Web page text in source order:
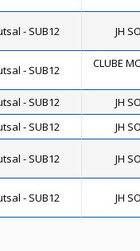
- SUB12 JH
- SUB12 CLUBE
- SUB12
JH
- SUB12 JH
- SUB12 JH
- SUB12 JH